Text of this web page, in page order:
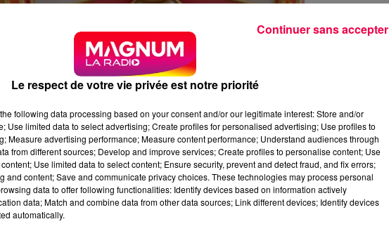
Le respect de votre vie privée est notre priorité
following data processing based on your consent and/or our legitimate interest: Store and/or
Use limited data to select advertising; Create profiles for personalised advertising; Use profiles to
Measure advertising performance; Measure content performance; Understand audiences through
from different sources; Develop and improve services; Create profiles to personalise content; Use
Use limited data to select content; Ensure security, prevent and detect fraud, and fix errors;
and content; Save and communicate privacy choices. These technologies may process personal
data to offer following functionalities: Identify devices based on information actively
data; Match and combine data from other data sources; Link different devices; Identify devices
automatically.
Continuer sans accepter